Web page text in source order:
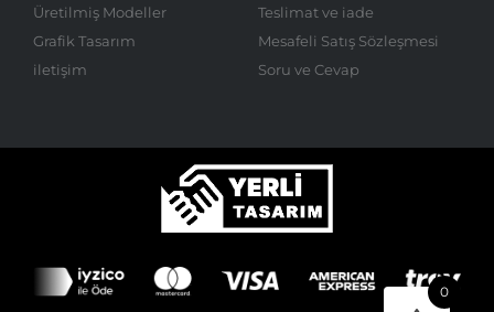
Üretilmiş Modeller
Grafik Tasarım
iletişim
Teslimat ve iade
Mesafeli Satış Sözleşmesi
Soru ve Cevap
0